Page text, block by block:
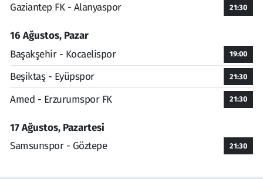
Gaziantep FK - Alanyaspor 21:30
16 Ağustos, Pazar
Başakşehir - Kocaelispor
19:00
Beşiktaş - Eyüpspor 21:30
Amed - Erzurumspor FK 21:30
17 Ağustos, Pazartesi
Samsunspor - Göztepe
21:30